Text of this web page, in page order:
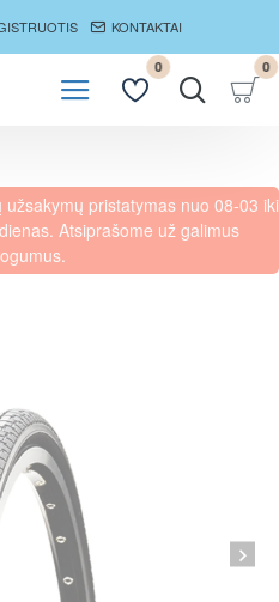
KONTAKTAI
0 0
užsakymų pristatymas nuo 08-03 iki
Atsiprašome už galimus